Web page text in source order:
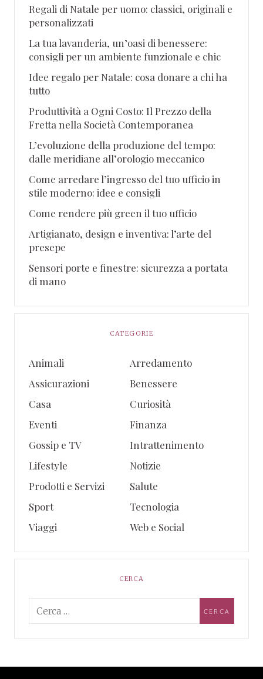
Regali di Natale per uomo: classici, originali e
personalizzati
La tua lavanderia, un’oasi di benessere:
consigli per un ambiente funzionale e chic
Idee regalo per Natale: cosa donare a chi ha
tutto
Produttività a Ogni Costo: Il Prezzo della
Fretta nella Società Contemporanea
L’evoluzione della produzione del tempo:
dalle meridiane all’orologio meccanico
Come arredare l’ingresso del tuo ufficio in
stile moderno: idee e consigli
Come rendere più green il tuo ufficio
Artigianato, design e inventiva: l’arte del
presepe
Sensori porte e finestre: sicurezza a portata
di mano
CATEGORIE
Animali
Arredamento
Assicurazioni
Benessere
Casa
Curiosità
Eventi
Finanza
Gossip e TV
Intrattenimento
Lifestyle
Notizie
Prodotti e Servizi
Salute
Sport
Tecnologia
Viaggi
Web e Social
CERCA